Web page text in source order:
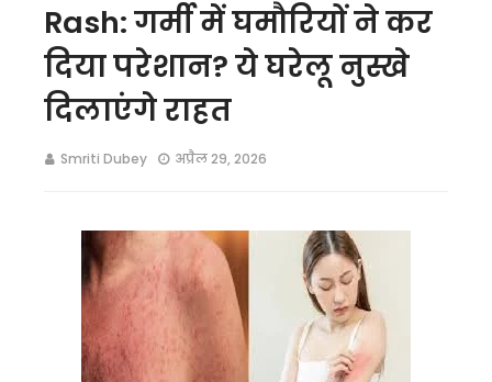
Rash: गर्मी में घमौरियों ने कर
दिया परेशान? ये घरेलू नुस्खे
दिलाएंगे राहत
Smriti Dubey अप्रैल 29, 2026